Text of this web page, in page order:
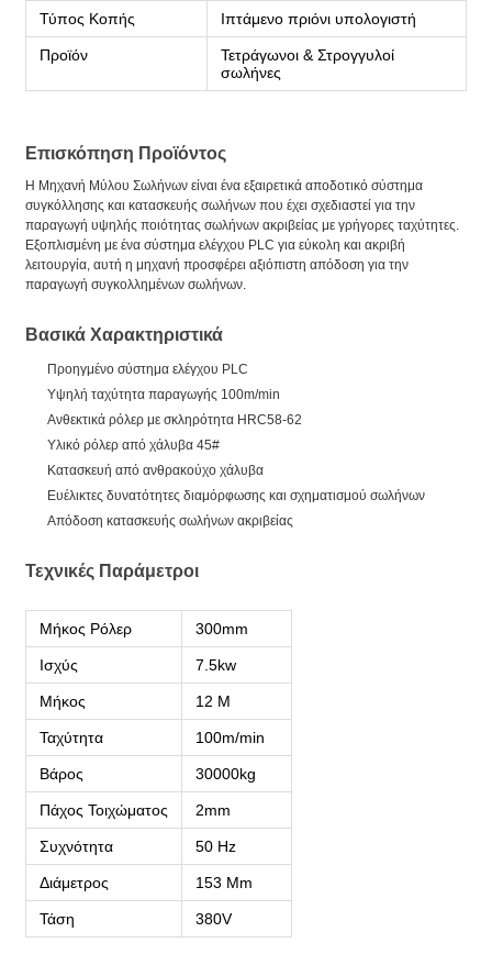
Τύπος Κοπής Ιπτάμενο πριόνι υπολογιστή
Προϊόν
Τετράγωνοι & Στρογγυλοί
σωλήνες
Επισκόπηση Προϊόντος
Η Μηχανή Μύλου Σωλήνων είναι ένα εξαιρετικά αποδοτικό σύστημα
συγκόλλησης και κατασκευής σωλήνων που έχει σχεδιαστεί για την
παραγωγή υψηλής ποιότητας σωλήνων ακριβείας με γρήγορες ταχύτητες.
Εξοπλισμένη με ένα σύστημα ελέγχου PLC για εύκολη και ακριβή
λειτουργία, αυτή η μηχανή προσφέρει αξιόπιστη απόδοση για την
παραγωγή συγκολλημένων σωλήνων.
Βασικά Χαρακτηριστικά
Προηγμένο σύστημα ελέγχου PLC
Υψηλή ταχύτητα παραγωγής 100m/min
Ανθεκτικά ρόλερ με σκληρότητα HRC58-62
Υλικό ρόλερ από χάλυβα 45#
Κατασκευή από ανθρακούχο χάλυβα
Ευέλικτες δυνατότητες διαμόρφωσης και σχηματισμού σωλήνων
Απόδοση κατασκευής σωλήνων ακριβείας
Τεχνικές Παράμετροι
Μήκος Ρόλερ 300mm
Ισχύς 7.5kw
Μήκος 12 M
Ταχύτητα 100m/min
Βάρος 30000kg
Πάχος Τοιχώματος 2mm
Συχνότητα 50 Hz
Διάμετρος 153 Mm
Τάση 380V